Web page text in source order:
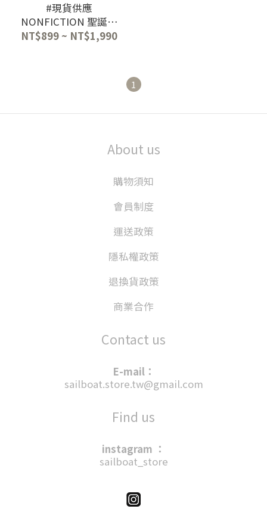
#現貨供應
NONFICTION 聖誕禮
盒組
NT$899 ~ NT$1,990
1
About us
購物須知
會員制度
運送政策
隱私權政策
退換貨政策
商業合作
Contact us
E-mail：
sailboat.store.tw@gmail.com
Find us
instagram ：
sailboat_store